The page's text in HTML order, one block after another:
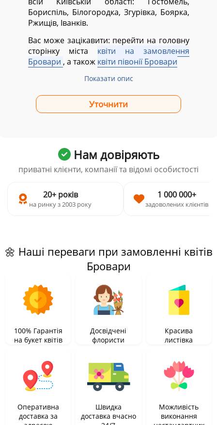
Бориспіль, Білогородка, Згурівка, Боярка,
Ржищів, Іванків.
Вас може зацікавити: перейти на головну
сторінку міста квіти на замовлення
Бровари , а також квіти півонії Бровари
Показати опис
Нам довіряють
приватні клієнти, компанії та відомі особистості
20+ років
на ринку з 2003 року
1 000 000+
задоволених клієнтів
🌼 Наші переваги при замовленні квітів
Бровари
100% Гарантія
на букет квітів
Досвідчені
флористи
Красива
листівка
Оперативна
доставка за
Швидка
доставка вчасно
Можливість
виконання